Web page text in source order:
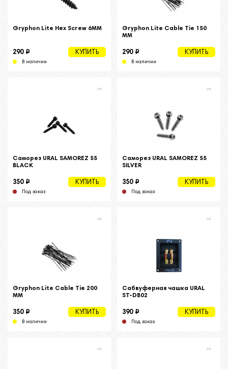
Gryphon Lite Hex Screw 6MM
290 i КУПИТЬ
В наличии
Gryphon Lite Cable Tie 150
MM
290 i КУПИТЬ
В наличии
Саморез URAL SAMOREZ 55
BLACK
350 i КУПИТЬ
Под заказ
Саморез URAL SAMOREZ 55
SILVER
350 i КУПИТЬ
Под заказ
Gryphon Lite Cable Tie 200
MM
350 i КУПИТЬ
В наличии
Сабвуферная чашка URAL
ST-DB02
390 i КУПИТЬ
Под заказ